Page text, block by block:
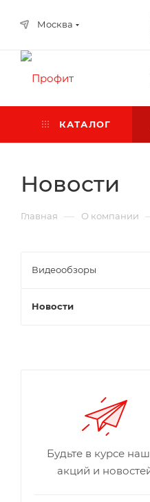
Москва
КАТАЛОГ
Новости
Главная — О компании
Видеообзоры
Новости
Будьте в курсе
акций и